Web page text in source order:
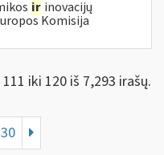
ir inovacijų
Komisija
iki 120 iš 7,293 irašų.